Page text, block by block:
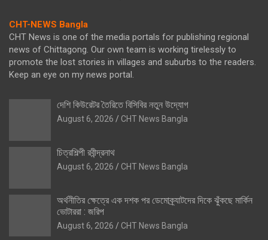
CHT-NEWS Bangla
CHT News is one of the media portals for publishing regional
news of Chittagong. Our own team is working tirelessly to
promote the lost stories in villages and suburbs to the readers.
Keep an eye on my news portal.
দেশি কিউরেটর তৈরিতে বিসিবির নতুন উদ্যোগ
August 6, 2026 CHT News Bangla
চিত্রশিল্পী রবীন্দ্রনাথ
August 6, 2026 CHT News Bangla
অর্থনীতির ক্ষেত্রে এক দশক পর ডেমোক্র্যাটদের দিকে ঝুঁকছে মার্কিন
ভোটাররা : জরিপ
August 6, 2026 CHT News Bangla